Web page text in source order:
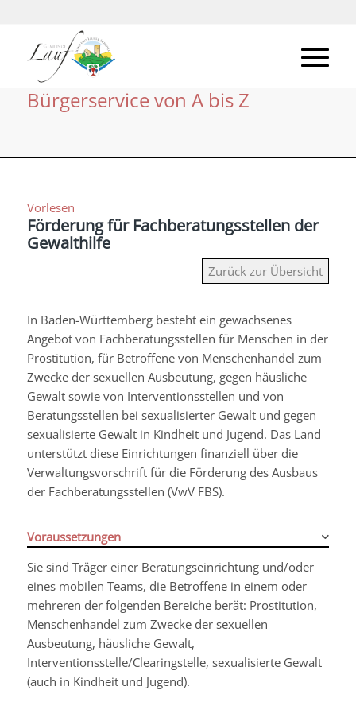
Bürgerservice von A bis Z
Vorlesen
Förderung für Fachberatungsstellen der
Gewalthilfe
Zurück zur Übersicht
In Baden-Württemberg besteht ein gewachsenes
Angebot von Fachberatungsstellen für Menschen in der
Prostitution, für Betroffene von Menschenhandel zum
Zwecke der sexuellen Ausbeutung, gegen häusliche
Gewalt sowie von Interventionsstellen und von
Beratungsstellen bei sexualisierter Gewalt und gegen
sexualisierte Gewalt in Kindheit und Jugend. Das Land
unterstützt diese Einrichtungen finanziell über die
Verwaltungsvorschrift für die Förderung des Ausbaus
der Fachberatungsstellen (VwV FBS).
Voraussetzungen
Sie sind Träger einer Beratungseinrichtung und/oder
eines mobilen Teams, die Betroffene in einem oder
mehreren der folgenden Bereiche berät: Prostitution,
Menschenhandel zum Zwecke der sexuellen
Ausbeutung, häusliche Gewalt,
Interventionsstelle/Clearingstelle, sexualisierte Gewalt
(auch in Kindheit und Jugend).